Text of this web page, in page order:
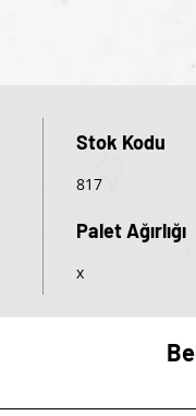
Stok Kodu
817
Palet Ağırlığı
x